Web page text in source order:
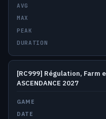
[RC999] Régulation, Farm
ASCENDANCE 2027